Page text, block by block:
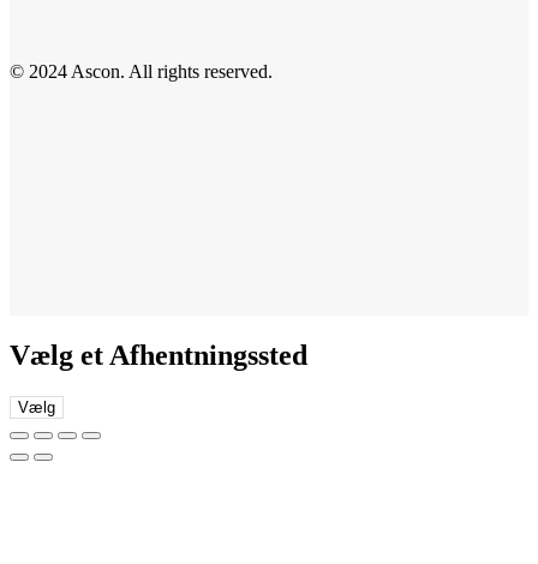
© 2024 Ascon. All rights reserved.
Vælg et Afhentningssted
Vælg